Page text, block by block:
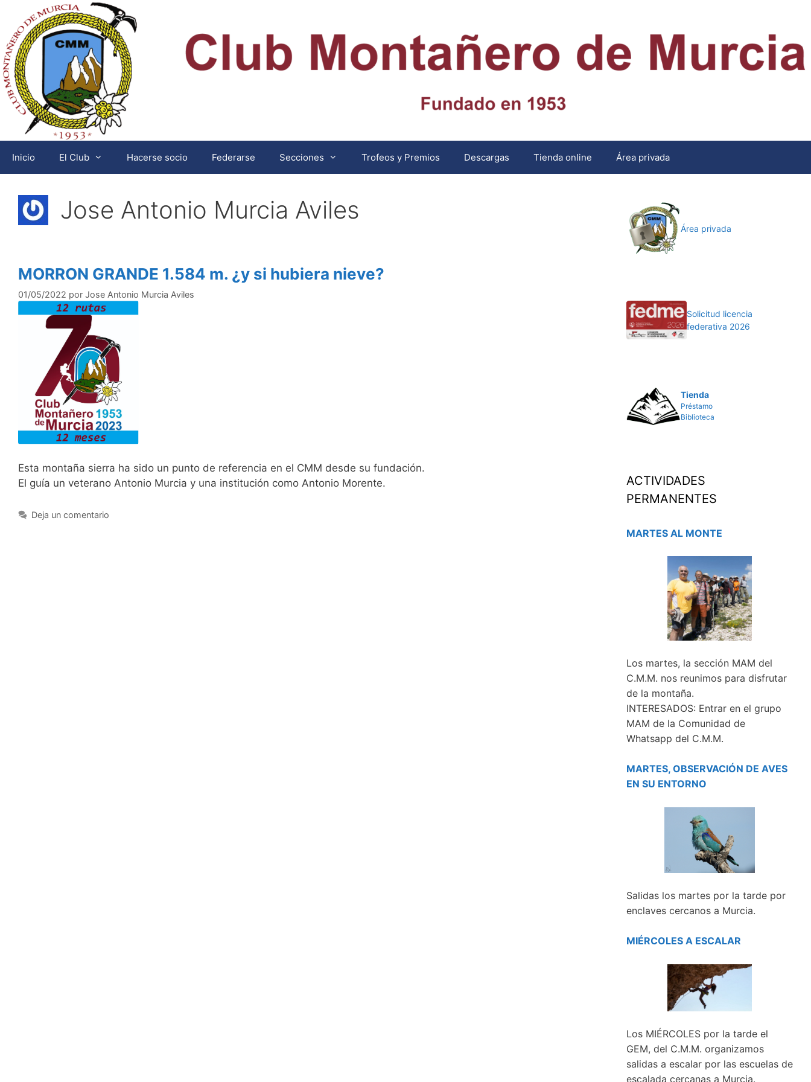
contenido
Inicio El Club Hacerse socio Federarse Secciones Trofeos y Premios Descargas Tienda online Área privada
Jose Antonio Murcia Aviles
MORRON GRANDE 1.584 m. ¿y si hubiera nieve?
01/05/2022 por Jose Antonio Murcia Aviles
Esta montaña sierra ha sido un punto de referencia en el CMM desde su fundación.
El guía un veterano Antonio Murcia y una institución como Antonio Morente.
Deja un comentario
Área privada
Solicitud licencia
federativa 2026
Tienda
Préstamo
Biblioteca
ACTIVIDADES
PERMANENTES
MARTES AL MONTE
Los martes, la sección MAM del
C.M.M. nos reunimos para disfrutar
de la montaña.
INTERESADOS: Entrar en el grupo
MAM de la Comunidad de
Whatsapp del C.M.M.
MARTES, OBSERVACIÓN DE AVES
EN SU ENTORNO
Salidas los martes por la tarde por
enclaves cercanos a Murcia.
MIÉRCOLES A ESCALAR
Los MIÉRCOLES por la tarde el
GEM, del C.M.M. organizamos
salidas a escalar por las escuelas de
escalada cercanas a Murcia.